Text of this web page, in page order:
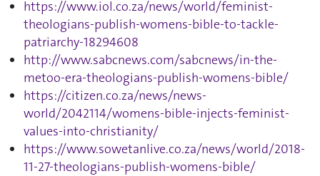
https://www.iol.co.za/news/world/feminist-
theologians-publish-womens-bible-to-tackle-
patriarchy-18294608
http://www.sabcnews.com/sabcnews/in-the-
metoo-era-theologians-publish-womens-bible/
https://citizen.co.za/news/news-
world/2042114/womens-bible-injects-feminist-
values-into-christianity/
https://www.sowetanlive.co.za/news/world/2018-
11-27-theologians-publish-womens-bible/